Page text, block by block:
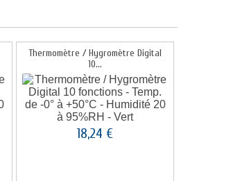
Thermomètre / Hygromètre Digital
10...
18,24 €